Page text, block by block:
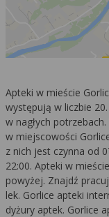
Apteki w mieście
występują w liczbie
w nagłych
w miejscowości
z nich jest czynna od
22:00. Apteki w
powyżej. Znajdź
lek. Gorlice apteki
dyżury aptek. Gorlice